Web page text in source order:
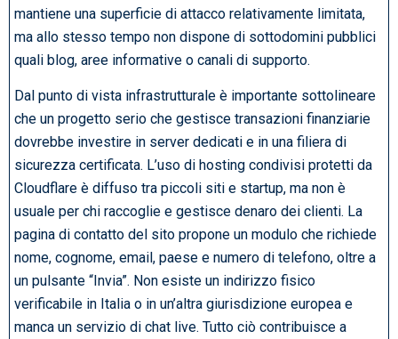
mantiene una superficie di attacco relativamente limitata,
ma allo stesso tempo non dispone di sottodomini pubblici
quali blog, aree informative o canali di supporto.
Dal punto di vista infrastrutturale è importante sottolineare
che un progetto serio che gestisce transazioni finanziarie
dovrebbe investire in server dedicati e in una filiera di
sicurezza certificata. L’uso di hosting condivisi protetti da
Cloudflare è diffuso tra piccoli siti e startup, ma non è
usuale per chi raccoglie e gestisce denaro dei clienti. La
pagina di contatto del sito propone un modulo che richiede
nome, cognome, email, paese e numero di telefono, oltre a
un pulsante “Invia”. Non esiste un indirizzo fisico
verificabile in Italia o in un’altra giurisdizione europea e
manca un servizio di chat live. Tutto ciò contribuisce a